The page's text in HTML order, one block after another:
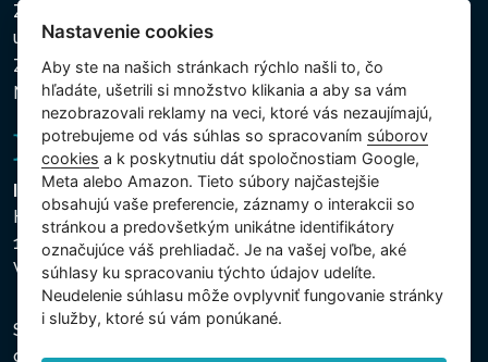
Zásady ochrany osobných a ďalších spracovávaných
údajov
Zásady používania súborov cookies
Nastavenie cookies
Intex Trading, s.r.o.
Hradecká 2526/3
130 00 Praha 3
Vinohrady - Česká republika
Spoločnosť je zapísaná na Mestskom súde v Prahe,
oddiel C, vložka 74759, IČO 26150808, DIČ CZ26150808.
Nastavenie cookies
Aby ste na našich stránkach rýchlo našli to, čo
hľadáte, ušetrili si množstvo klikania a aby sa vám
nezobrazovali reklamy na veci, ktoré vás nezaujímajú,
potrebujeme od vás súhlas so spracovaním súborov
cookies a k poskytnutiu dát spoločnostiam Google,
Meta alebo Amazon. Tieto súbory najčastejšie
obsahujú vaše preferencie, záznamy o interakcii so
stránkou a predovšetkým unikátne identifikátory
označujúce váš prehliadač. Je na vašej voľbe, aké
súhlasy ku spracovaniu týchto údajov udelíte.
Neudelenie súhlasu mȏže ovplyvniť fungovanie stránky
i služby, ktoré sú vám ponúkané.